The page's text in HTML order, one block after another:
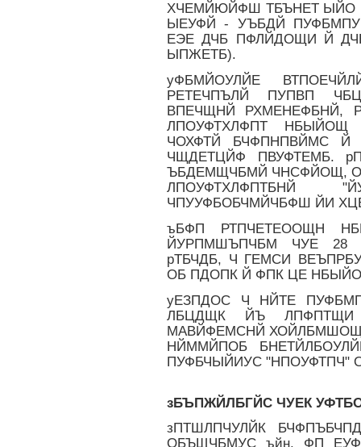
ХЧЕМЙЮЙФШ ТБЪНЕТ
ЫЕУФЙ - УЪБДЙ
ЕЭЕ ДЧБ ПФЛЙДОЩИ Й
ЫПЖЕТБ).
уФБМЙОУЛЙЕ
РЕТЕЧПЪЛЙ ПУПВП
ВПЕЧЩНЙ РХМЕНЕФБНЙ,
ЛПОУФТХЛФПТ
ЧОХФТЙ БЧФПНПВЙМС
ЧЩДЕТЦЙФ ПВУФТЕМБ.
ЪБДЕМЩЧБМЙ ЧНСФЙОЩ,
ЧПУУФБОБЧМЙЧБФШ ЙИ
ъБФП РТПЧЕТЕООЩН
ЙУРПМШЪПЧБМ ЧУЕ 28
рТБЧДБ, Ч ГЕМСИ
ОБ ПДОПК Й ФПК ЦЕ
уЕЗПДОС Ч НЙТЕ
ЛБЦДЩК ЙЪ ЛПФПТЩИ
МАВЙФЕМСНЙ
НЙММЙПОБ
ПУФБЧЫЙИУС "НПОУФТПЧ"
зБЪПЖЙЛБГЙС ЧУЕК
зПТШЛПЧУЛЙК
ОБЪЩЧБМУС ъйн, ФП